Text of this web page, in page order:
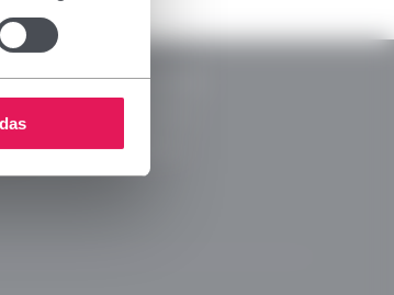
Memorias RSC
Canal Ético